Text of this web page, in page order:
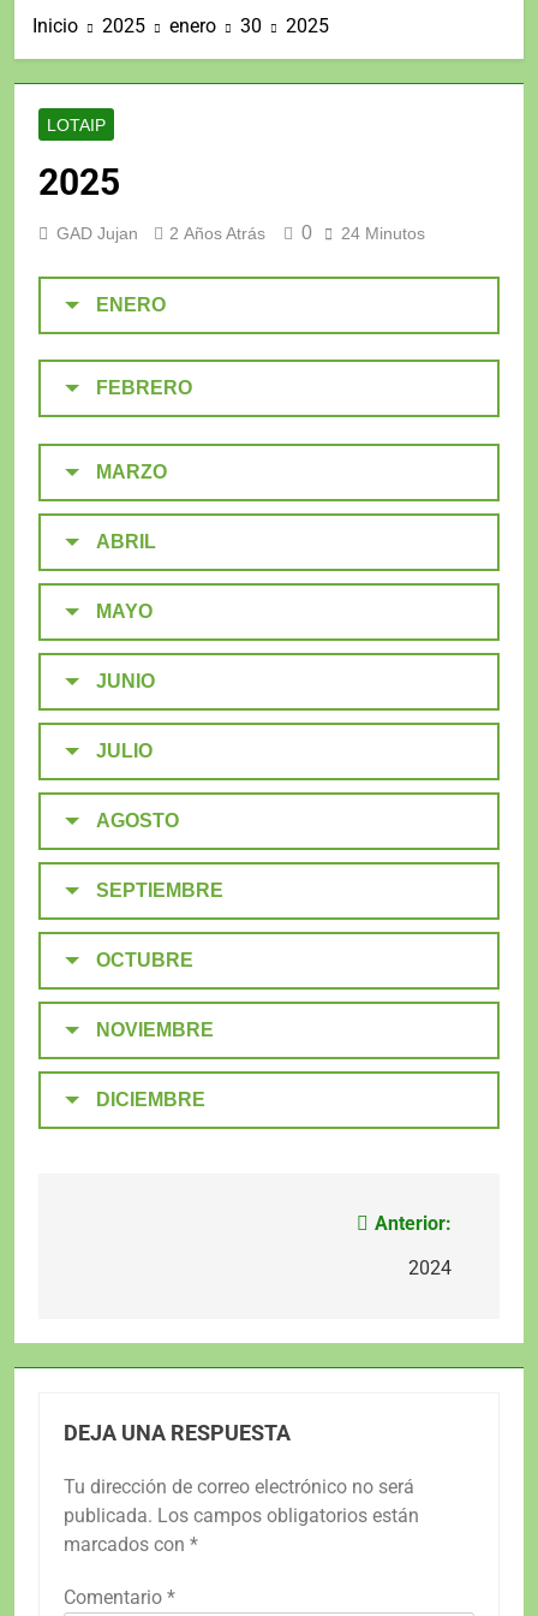
Inicio 2025 enero 30 2025
LOTAIP
2025
GAD Jujan 2 Años Atrás 0 24 Minutos
ENERO
FEBRERO
MARZO
ABRIL
MAYO
JUNIO
JULIO
AGOSTO
SEPTIEMBRE
OCTUBRE
NOVIEMBRE
DICIEMBRE
Anterior:
2024
DEJA UNA RESPUESTA
Tu dirección de correo electrónico no será
publicada. Los campos obligatorios están
marcados con *
Comentario *